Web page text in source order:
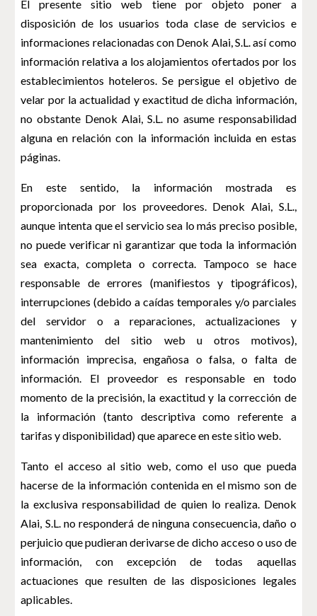
El presente sitio web tiene por objeto poner a
disposición de los usuarios toda clase de servicios e
informaciones relacionadas con Denok Alai, S.L. así como
información relativa a los alojamientos ofertados por los
establecimientos hoteleros. Se persigue el objetivo de
velar por la actualidad y exactitud de dicha información,
no obstante Denok Alai, S.L. no asume responsabilidad
alguna en relación con la información incluida en estas
páginas.
En este sentido, la información mostrada es
proporcionada por los proveedores. Denok Alai, S.L.,
aunque intenta que el servicio sea lo más preciso posible,
no puede verificar ni garantizar que toda la información
sea exacta, completa o correcta. Tampoco se hace
responsable de errores (manifiestos y tipográficos),
interrupciones (debido a caídas temporales y/o parciales
del servidor o a reparaciones, actualizaciones y
mantenimiento del sitio web u otros motivos),
información imprecisa, engañosa o falsa, o falta de
información. El proveedor es responsable en todo
momento de la precisión, la exactitud y la corrección de
la información (tanto descriptiva como referente a
tarifas y disponibilidad) que aparece en este sitio web.
Tanto el acceso al sitio web, como el uso que pueda
hacerse de la información contenida en el mismo son de
la exclusiva responsabilidad de quien lo realiza. Denok
Alai, S.L. no responderá de ninguna consecuencia, daño o
perjuicio que pudieran derivarse de dicho acceso o uso de
información, con excepción de todas aquellas
actuaciones que resulten de las disposiciones legales
aplicables.